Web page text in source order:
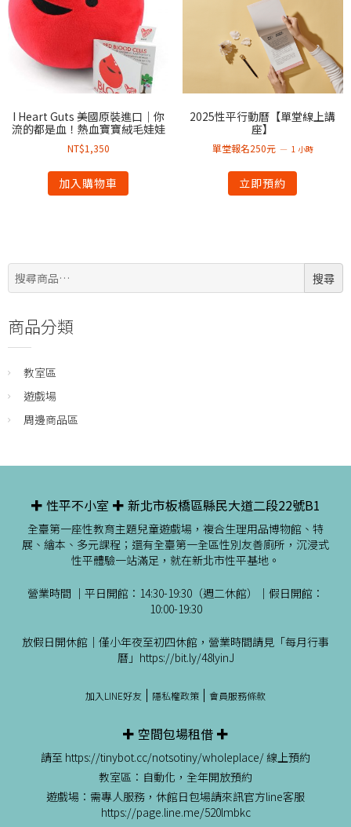
I Heart Guts 美國原裝進口｜你
流的都是血！熱血寶寶絨毛娃娃
NT$1,350
加入購物車
2025性平行動曆【單堂線上講
座】
單堂報名250元 1 小時
立即預約
搜
尋:
搜尋
商品分類
教室區
遊戲場
周邊商品區
✚ 性平不小室 ✚ 新北市板橋區縣民大道二段22號B1
全臺第一座性教育主題兒童遊戲場，複合生理用品博物館、特
展、繪本、多元課程；還有全臺第一全區性別友善廁所，沉浸式
性平體驗一站滿足，就在新北市性平基地。
營業時間 ｜平日開館：14:30-19:30（週二休館）｜假日開館：
10:00-19:30
放假日開休館｜僅小年夜至初四休館，營業時間請見「每月行事
曆」https://bit.ly/48lyinJ
加入LINE好友 隱私權政策 會員服務條款
✚ 空間包場租借 ✚
請至 https://tinybot.cc/notsotiny/wholeplace/ 線上預約
教室區：自動化，全年開放預約
遊戲場：需專人服務，休館日包場請來訊官方line客服
https://page.line.me/520lmbkc